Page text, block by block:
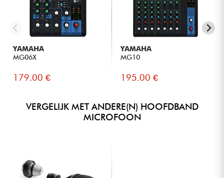
YAMAHA
MG06X
179.00 €
YAMAHA
MG10
195.00 €
VERGELIJK MET ANDERE(N) HOOFDBAND
MICROFOON